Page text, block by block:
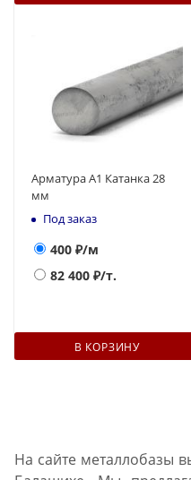
Арматура А1 Катанка 28
мм
Под заказ
400 ₽/м
82 400 ₽/т.
В КОРЗИНУ
На сайте металлобазы